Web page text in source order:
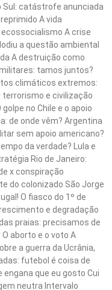
Sul: catástrofe anunciada
A vida
A crise
a questão ambiental
A destruição como
tamos juntos?
climáticos extremos:
e civilização
no Chile e o apoio
de onde vêm? Argentina
sem apoio americano?
da verdade? Lula e
Rio de Janeiro:
x conspiração
do colonizado São Jorge
O fiasco do 1º de
e degradação
praias: precisamos de
O aborto e o voto A
a guerra da Ucrânia,
futebol é coisa de
que eu gosto Cui
neutra Intervalo